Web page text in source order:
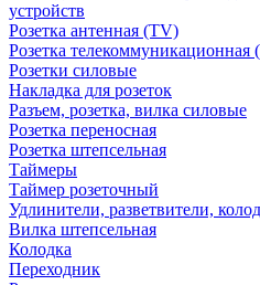
устройств
Розетка антенная (TV)
Розетка
Розетки силовые
Накладка для розеток
Разъем, розетка, вилка силовые
Розетка переносная
Розетка штепсельная
Таймеры
Таймер розеточный
Удлинители, разветвители,
Вилка штепсельная
Колодка
Переходник